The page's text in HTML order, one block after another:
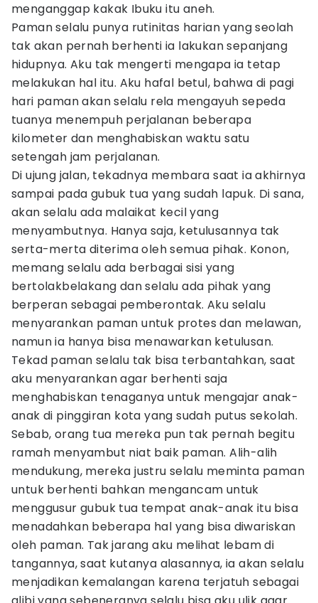
menganggap kakak Ibuku itu aneh.
Paman selalu punya rutinitas harian yang seolah
tak akan pernah berhenti ia lakukan sepanjang
hidupnya. Aku tak mengerti mengapa ia tetap
melakukan hal itu. Aku hafal betul, bahwa di pagi
hari paman akan selalu rela mengayuh sepeda
tuanya menempuh perjalanan beberapa
kilometer dan menghabiskan waktu satu
setengah jam perjalanan.
Di ujung jalan, tekadnya membara saat ia akhirnya
sampai pada gubuk tua yang sudah lapuk. Di sana,
akan selalu ada malaikat kecil yang
menyambutnya. Hanya saja, ketulusannya tak
serta-merta diterima oleh semua pihak. Konon,
memang selalu ada berbagai sisi yang
bertolakbelakang dan selalu ada pihak yang
berperan sebagai pemberontak. Aku selalu
menyarankan paman untuk protes dan melawan,
namun ia hanya bisa menawarkan ketulusan.
Tekad paman selalu tak bisa terbantahkan, saat
aku menyarankan agar berhenti saja
menghabiskan tenaganya untuk mengajar anak-
anak di pinggiran kota yang sudah putus sekolah.
Sebab, orang tua mereka pun tak pernah begitu
ramah menyambut niat baik paman. Alih-alih
mendukung, mereka justru selalu meminta paman
untuk berhenti bahkan mengancam untuk
menggusur gubuk tua tempat anak-anak itu bisa
menadahkan beberapa hal yang bisa diwariskan
oleh paman. Tak jarang aku melihat lebam di
tangannya, saat kutanya alasannya, ia akan selalu
menjadikan kemalangan karena terjatuh sebagai